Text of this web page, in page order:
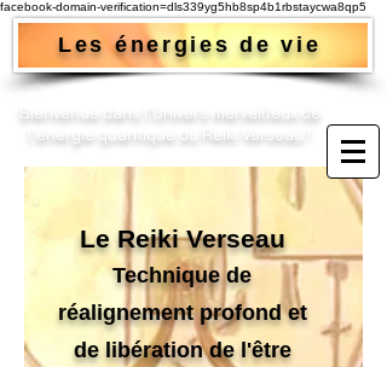
facebook-domain-verification=dls339yg5hb8sp4b1rbstaycwa8qp5
Les énergies de vie
Bienvenue dans l'Univers merveilleux de
l'énergie quantique du Reiki Verseau !​
Le Reiki Verseau
Technique de
réalignement profond et
de libération de l'être